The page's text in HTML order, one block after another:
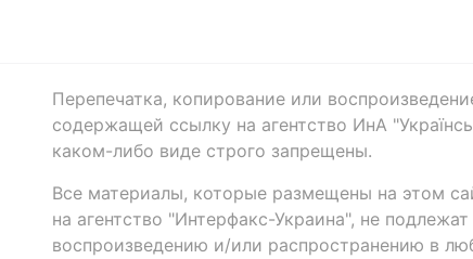
Перепечатка, копирование или
содержащей ссылку на агентство ИнА
каком-либо виде строго запрещены.
Все материалы, которые размещены на этом
на агентство "Интерфакс-Украина", не
воспроизведению и/или распространению в